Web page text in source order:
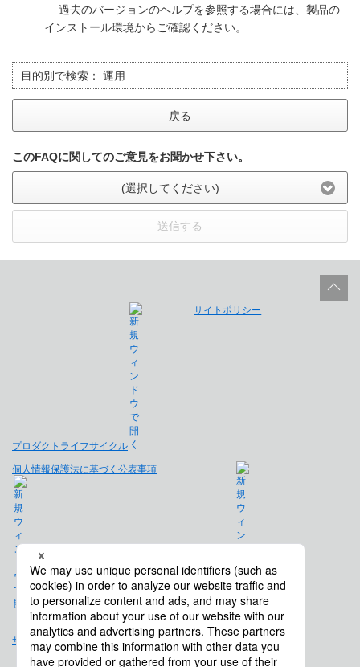
過去のバージョンのヘルプを参照する場合には、製品の
インストール環境からご確認ください。
目的別で検索： 運用
戻る
このFAQに関してのご意見をお聞かせ下さい。
(選択してください)
送信する
プロダクトライフサイクル
サイトポリシー
個人情報保護法に基づく公表事項
免責事項
サイトマップ